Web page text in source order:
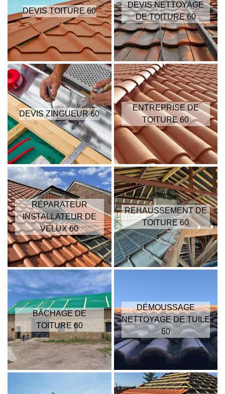
DEVIS TOITURE 60
DEVIS NETTOYAGE
DE TOITURE 60
DEVIS ZINGUEUR 60
ENTREPRISE DE
TOITURE 60
RÉPARATEUR
INSTALLATEUR DE
VELUX 60
REHAUSSEMENT DE
TOITURE 60
BÂCHAGE DE
TOITURE 60
DÉMOUSSAGE
NETTOYAGE DE TUILE
60